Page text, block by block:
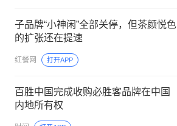
子品牌“小神闲”全部关停，但茶颜悦色
的扩张还在提速
红餐网 打开APP
百胜中国完成收购必胜客品牌在中国
内地所有权